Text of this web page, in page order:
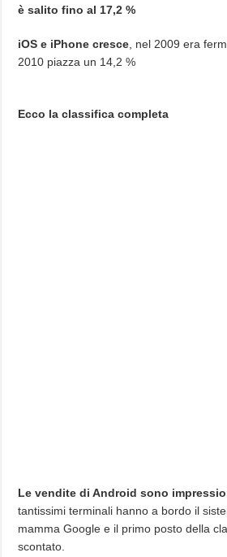
è salito fino al 17,2 %
iOS e iPhone cresce , nel 2009 era
2010 piazza un 14,2 %
Ecco la classifica completa
Le vendite di Android sono
tantissimi terminali hanno a bordo il
mamma Google e il primo posto della
scontato.